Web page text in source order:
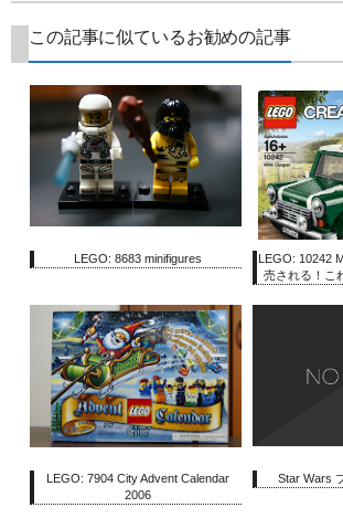
この記事に似ているお勧めの記事
LEGO: 8683 minifigures
LEGO: 10242
売される！こ
LEGO: 7904 City Advent Calendar
2006
Star Wars